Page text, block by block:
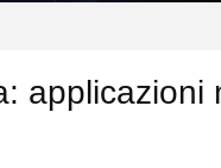
applicazioni